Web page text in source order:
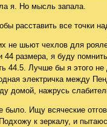
я. Но мысль запала.
расставить все точки
не шьют чехлов для
44 размера, я буду
44.5. Лучше бы я этого
электричка между
домой, нажрусь
было. Ищу всяческие
к зеркалу, и